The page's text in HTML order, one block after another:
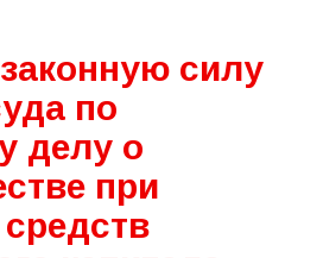
силу
по
делу о
при